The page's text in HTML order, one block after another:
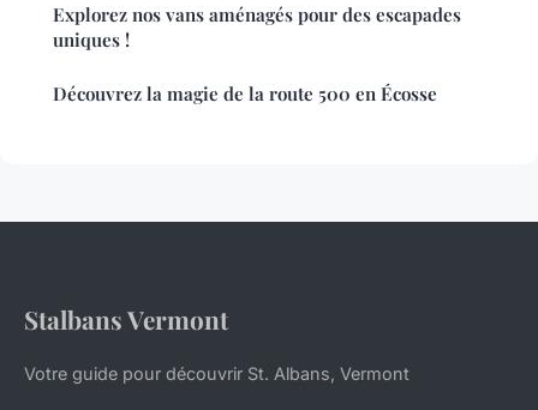
Explorez nos vans aménagés pour des escapades
uniques !
Découvrez la magie de la route 500 en Écosse
Stalbans Vermont
Votre guide pour découvrir St. Albans, Vermont